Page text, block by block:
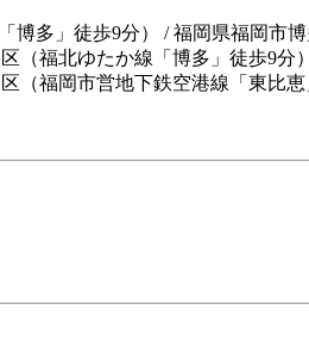
博多」徒歩9分） /福岡県福岡市
（福北ゆたか線「博多」徒歩9分）
（福岡市営地下鉄空港線「東比恵